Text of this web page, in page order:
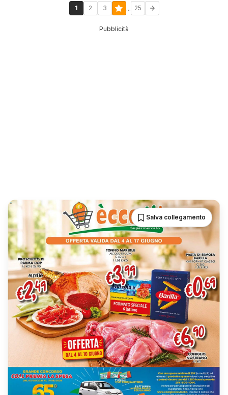
1 2 3 ... 25
Pubblicità
Salva collegamento